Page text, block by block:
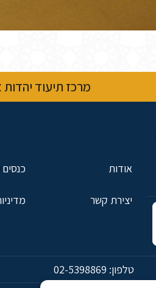
מרכז תיעוד
אודות כנסים
יצירת קשר
טלפון: 02-5398869